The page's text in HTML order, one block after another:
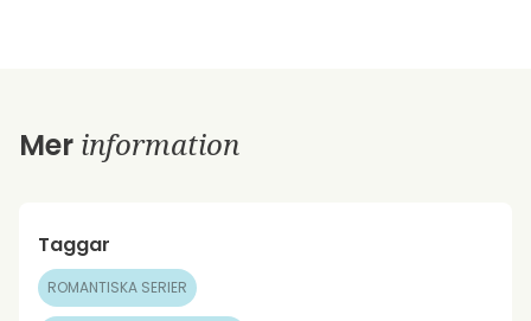
Mer information
Taggar
ROMANTISKA SERIER